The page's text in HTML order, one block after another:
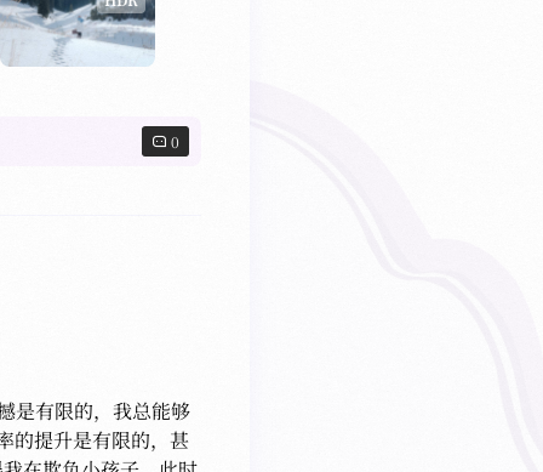
0
是有限的，我总能够
的提升是有限的，甚